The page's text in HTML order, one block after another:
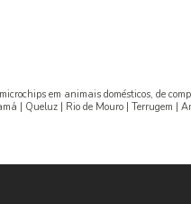
em animais domésticos, de
| Queluz | Rio de Mouro |